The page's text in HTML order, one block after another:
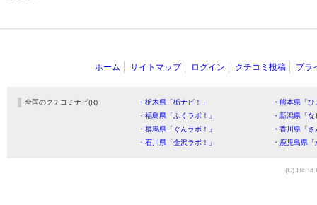
ホーム サイトマップ ログイン クチコミ投稿 プラ
全国のクチコミナビ(R) ・栃木県「栃ナビ！」
・熊本県「
・福島県「ふくラボ！」
・新潟県「
・群馬県「ぐんラボ！」
・香川県「
・石川県「金沢ラボ！」
・鹿児島県
(C) HitBit